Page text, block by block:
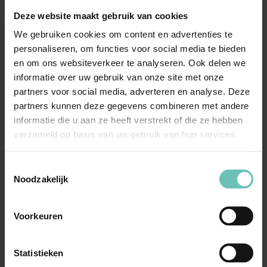
Deze website maakt gebruik van cookies
We gebruiken cookies om content en advertenties te
personaliseren, om functies voor social media te bieden
en om ons websiteverkeer te analyseren. Ook delen we
informatie over uw gebruik van onze site met onze
partners voor social media, adverteren en analyse. Deze
partners kunnen deze gegevens combineren met andere
informatie die u aan ze heeft verstrekt of die ze hebben
verzameld op basis van uw gebruik van hun services.
Noodzakelijk
Voorkeuren
Statistieken
05 NOVEMBER 2021
Uitspraak Hoge Raad: Koopovereenkomst.
Bewijsrecht (ECLI:NL:HR:2021:1666, 5
november 2021, 20/02761)
Vermoeden van art. 7:18 lid 2 BW. Tegenbewijs
of tegendeelbewijs? ECLI:NL:HR:2021:1666, 5
november ...
Hoge Raad Updates Cassatie
15 JANUARI 2021